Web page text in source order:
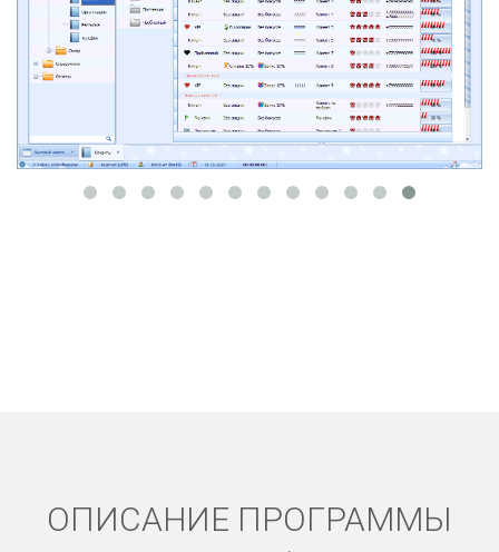
ОПИСАНИЕ ПРОГРАММЫ